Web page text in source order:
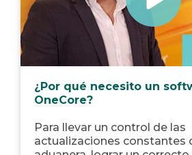
¿Por qué necesito un
OneCore?
Para llevar un control de las
actualizaciones constantes